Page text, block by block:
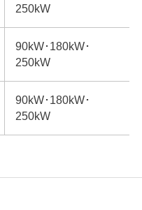
250kW
90kW･180kW･
250kW
90kW･180kW･
250kW